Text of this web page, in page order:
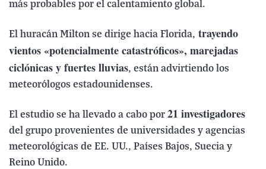
más probables por el calentamiento global.
El huracán Milton se dirige hacia Florida, trayendo
vientos «potencialmente catastróficos», marejadas
ciclónicas y fuertes lluvias, están advirtiendo los
meteorólogos estadounidenses.
El estudio se ha llevado a cabo por 21 investigadores
del grupo provenientes de universidades y agencias
meteorológicas de EE. UU., Países Bajos, Suecia y
Reino Unido.